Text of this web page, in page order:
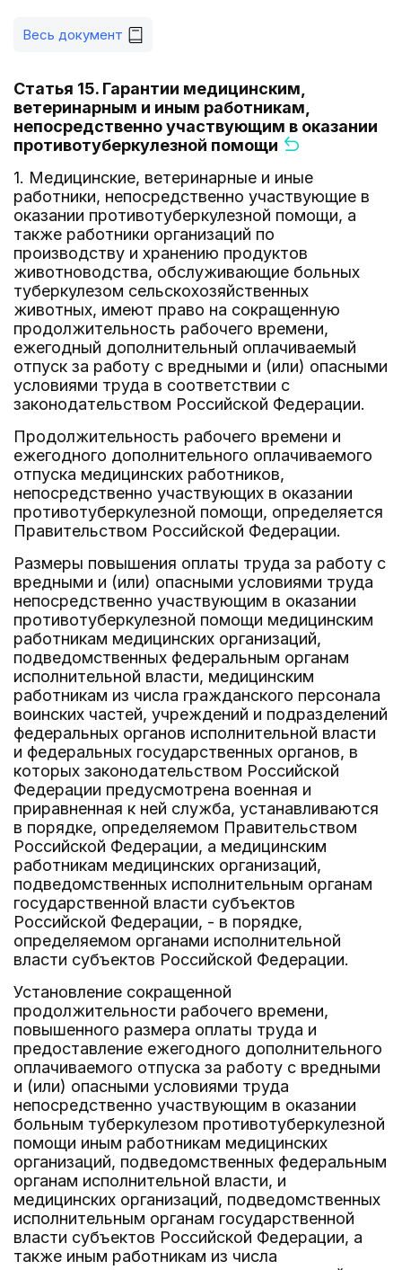
Весь документ
Статья 15. Гарантии медицинским,
ветеринарным и иным работникам,
непосредственно участвующим в оказании
противотуберкулезной помощи
1. Медицинские, ветеринарные и иные
работники, непосредственно участвующие в
оказании противотуберкулезной помощи, а
также работники организаций по
производству и хранению продуктов
животноводства, обслуживающие больных
туберкулезом сельскохозяйственных
животных, имеют право на сокращенную
продолжительность рабочего времени,
ежегодный дополнительный оплачиваемый
отпуск за работу с вредными и (или) опасными
условиями труда в соответствии с
законодательством Российской Федерации.
Продолжительность рабочего времени и
ежегодного дополнительного оплачиваемого
отпуска медицинских работников,
непосредственно участвующих в оказании
противотуберкулезной помощи, определяется
Правительством Российской Федерации.
Размеры повышения оплаты труда за работу с
вредными и (или) опасными условиями труда
непосредственно участвующим в оказании
противотуберкулезной помощи медицинским
работникам медицинских организаций,
подведомственных федеральным органам
исполнительной власти, медицинским
работникам из числа гражданского персонала
воинских частей, учреждений и подразделений
федеральных органов исполнительной власти
и федеральных государственных органов, в
которых законодательством Российской
Федерации предусмотрена военная и
приравненная к ней служба, устанавливаются
в порядке, определяемом Правительством
Российской Федерации, а медицинским
работникам медицинских организаций,
подведомственных исполнительным органам
государственной власти субъектов
Российской Федерации, - в порядке,
определяемом органами исполнительной
власти субъектов Российской Федерации.
Установление сокращенной
продолжительности рабочего времени,
повышенного размера оплаты труда и
предоставление ежегодного дополнительного
оплачиваемого отпуска за работу с вредными
и (или) опасными условиями труда
непосредственно участвующим в оказании
больным туберкулезом противотуберкулезной
помощи иным работникам медицинских
организаций, подведомственных федеральным
органам исполнительной власти, и
медицинских организаций, подведомственных
исполнительным органам государственной
власти субъектов Российской Федерации, а
также иным работникам из числа